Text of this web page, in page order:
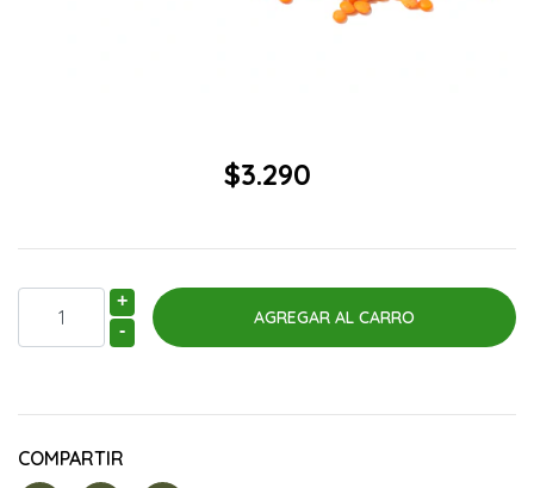
$3.290
+
-
COMPARTIR